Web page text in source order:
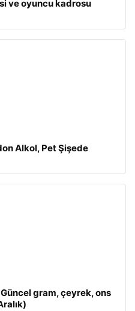
ve oyuncu kadrosu
Alkol, Pet Şişede
gram, çeyrek, ons